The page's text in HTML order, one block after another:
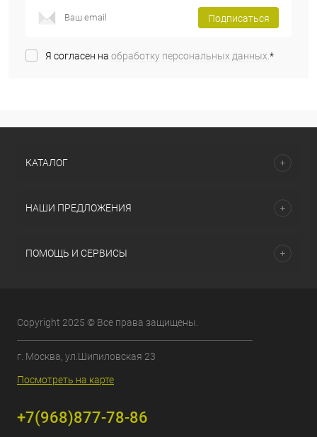
Подписаться
Я согласен на обработку персональных данных.*
КАТАЛОГ
НАШИ ПРЕДЛОЖЕНИЯ
ПОМОЩЬ И СЕРВИСЫ
Copyright 2025 © Все права защищены.
г. Москва, ул.Шипиловская 23
Посмотреть на карте
+7(968)877-78-86